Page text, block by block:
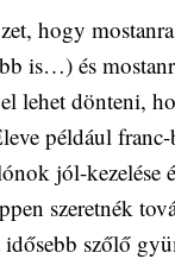
hogy
is…) és
lehet dönteni,
például
jól-kezelése
szeretnék
szőlő